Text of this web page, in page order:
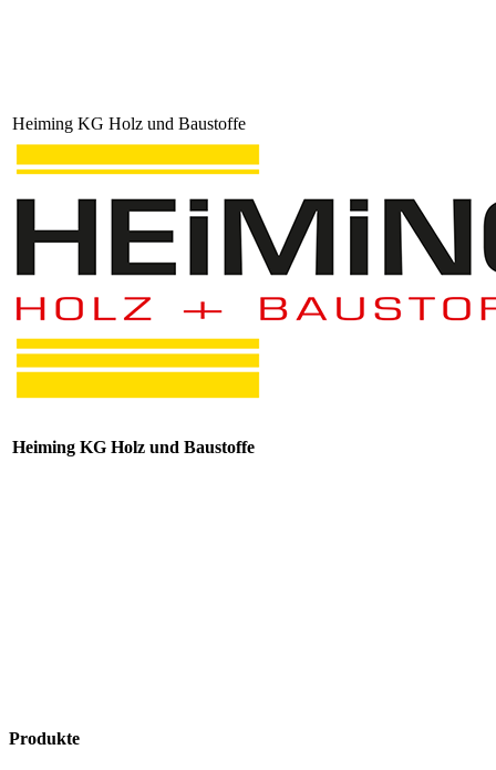
Heiming KG Holz und Baustoffe
Heiming KG Holz und Baustoffe
Produkte